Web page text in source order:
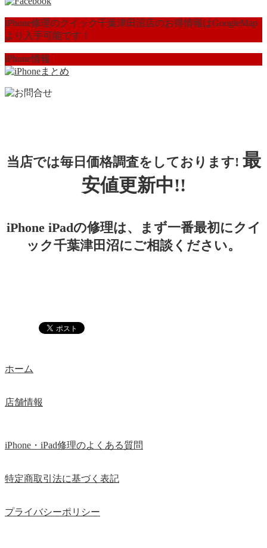
iPhone修理のクイック千葉津田沼店のお得情報はGoogleMap
より入手可能です！
iPhone情報
当店では毎日価格調査をしております! 最
安値更新中!!
iPhone iPadの修理は、まず一番最初にクイ
ック千葉津田沼にご相談ください。
ホーム
店舗情報
iPhone・iPad修理のよくある質問
特定商取引法に基づく表記
プライバシーポリシー